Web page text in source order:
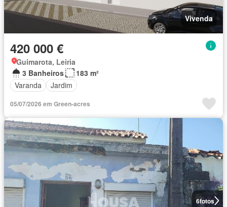
Vivenda
420 000 €
Guimarota, Leiria
3 Banheiros
183 m²
Varanda
Jardim
05/07/2026 em Green-acres
6fotos